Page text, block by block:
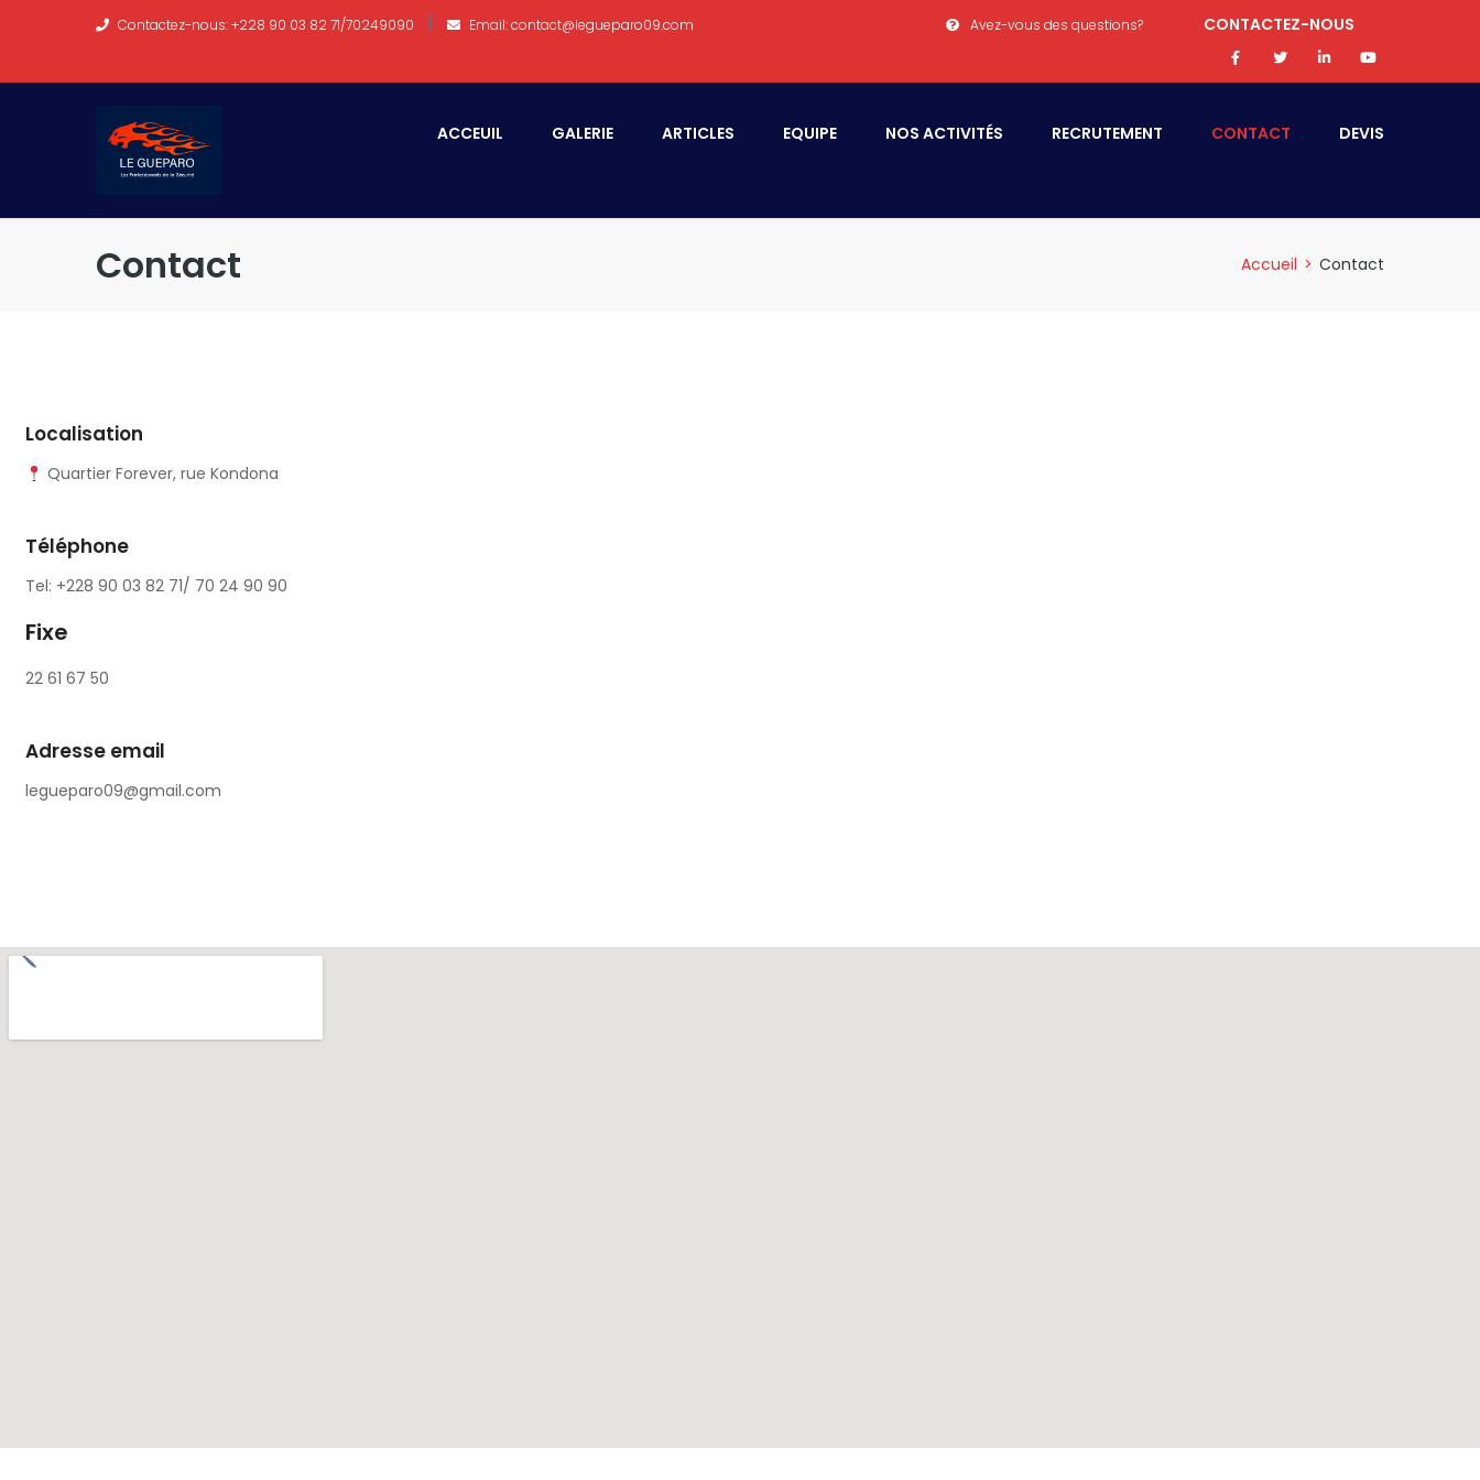
Contactez-nous: +228 90 03 82 71/70249090 Email: contact@legueparo09.com Avez-vous des questions? CONTACTEZ-NOUS
ACCEUIL GALERIE ARTICLES EQUIPE NOS ACTIVITÉS RECRUTEMENT CONTACT DEVIS
Contact Accueil > Contact
Localisation
Quartier Forever, rue Kondona
Téléphone
Tel: +228 90 03 82 71/ 70 24 90 90
Fixe
22 61 67 50
Adresse email
legueparo09@gmail.com